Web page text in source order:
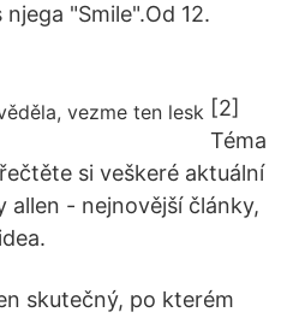
"Smile".Od 12.
[2]
Téma
si veškeré aktuální
allen - nejnovější články,
skutečný, po kterém